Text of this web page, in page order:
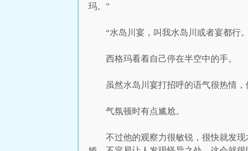
玛。”
“水岛川宴，叫我水岛川或者宴都行
西格玛看着自己停在半空中的手。
虽然水岛川宴打招呼的语气很热情，
气氛顿时有点尴尬。
不过他的观察力很敏锐，很快就发